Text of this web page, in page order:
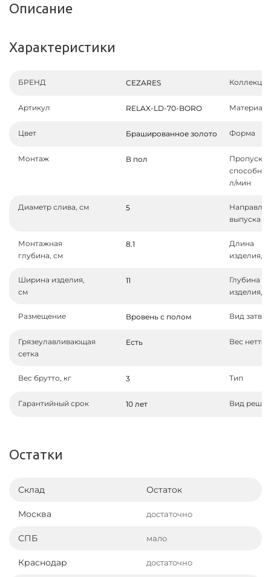
Описание
Характеристики
БРЕНД CEZARES Коллекция
Артикул RELAX-LD-70-BORO Материал
Цвет Брашированное золото Форма
Монтаж В пол
л/мин
Диаметр слива, см 5
выпуска
Монтажная
глубина, см
8.1
Длина
изделия,
Ширина изделия,
см
11
Глубина
изделия,
Размещение Вровень с полом Вид
Грязеулавливающая
сетка
Есть Вес нетто,
Вес брутто, кг 3 Тип
Гарантийный срок 10 лет Вид
Остатки
Склад Остаток
Москва достаточно
СПБ мало
Краснодар достаточно